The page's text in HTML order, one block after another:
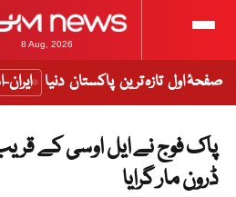
8 Aug, 2026
صفحۂ اول تازہ ترین پاکستان دنیا
پاک فوج نے ایل اوسی کے
ڈرون مار گرایا